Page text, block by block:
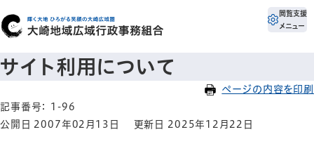
閲覧支援
メニュー
サイト利用について
ページの内容を印刷
記事番号： 1-96
公開日 2007年02月13日
更新日 2025年12月22日